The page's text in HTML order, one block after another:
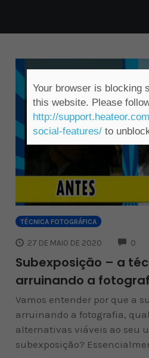
TÉCNICA FOTOGRÁFICA
27 DE MAIO DE 2020 0
Subexposição – a
arruinando a
Vamos entender por que a
arruinando a fotografia,
alternativas viáveis ao seu
subexposição?
Your browser is blocking
this website. Please
http://
social-features/to